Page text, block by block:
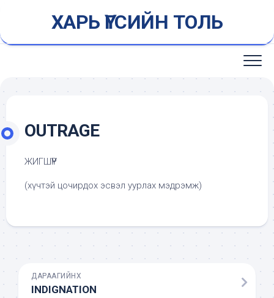
content
ХАРЬ ҮГСИЙН ТОЛЬ
OUTRAGE
ЖИГШҮҮР
(хүчтэй цочирдох эсвэл уурлах мэдрэмж)
ДАРААГИЙНХ
INDIGNATION